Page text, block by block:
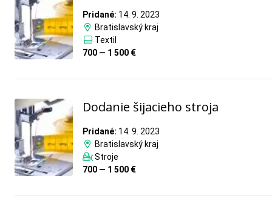
Pridané: 14. 9. 2023
Bratislavský kraj
Textil
700 — 1 500 €
Dodanie šijacieho stroja
Pridané: 14. 9. 2023
Bratislavský kraj
Stroje
700 — 1 500 €